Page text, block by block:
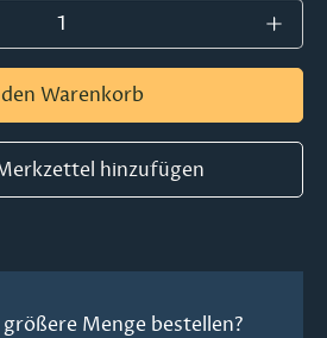
Gib den gewünschten
Warenkorb
hinzufügen
Menge bestellen?